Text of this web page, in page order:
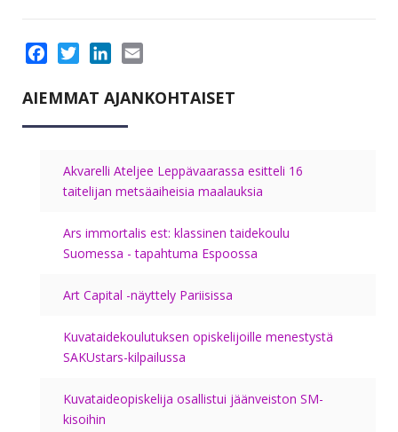
AIEMMAT AJANKOHTAISET
Akvarelli Ateljee Leppävaarassa esitteli 16
taitelijan metsäaiheisia maalauksia
Ars immortalis est: klassinen taidekoulu
Suomessa - tapahtuma Espoossa
Art Capital -näyttely Pariisissa
Kuvataidekoulutuksen opiskelijoille menestystä
SAKUstars-kilpailussa
Kuvataideopiskelija osallistui jäänveiston SM-
kisoihin